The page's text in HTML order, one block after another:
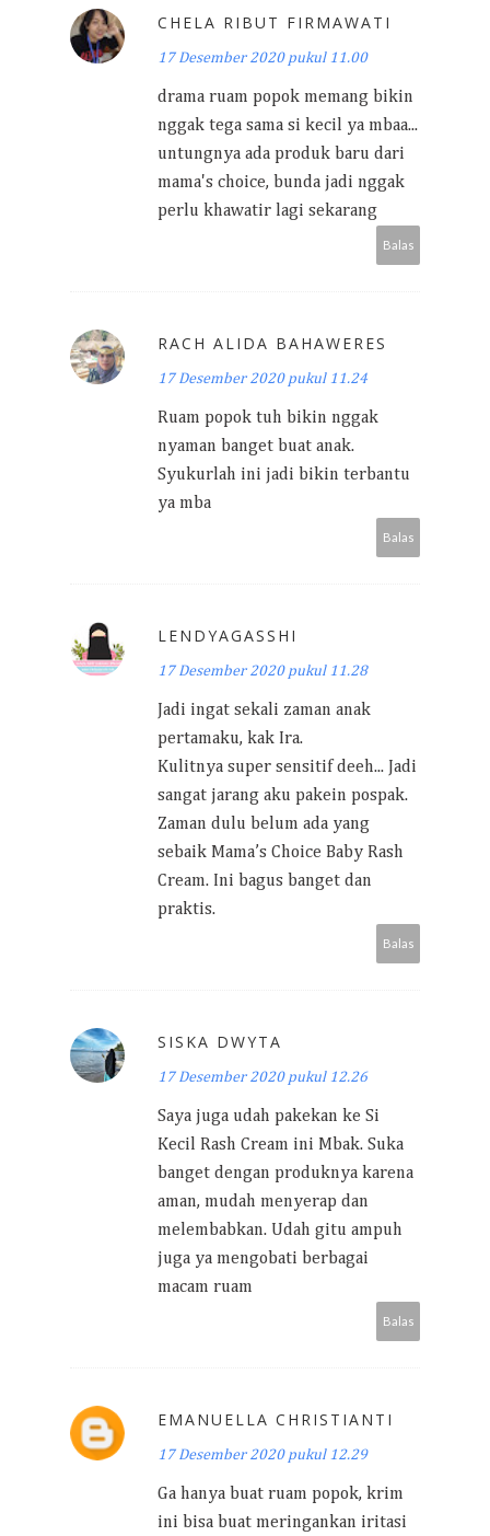
CHELA RIBUT FIRMAWATI
17 Desember 2020 pukul 11.00
drama ruam popok memang bikin
nggak tega sama si kecil ya mbaa...
untungnya ada produk baru dari
mama's choice, bunda jadi nggak
perlu khawatir lagi sekarang
Balas
RACH ALIDA BAHAWERES
17 Desember 2020 pukul 11.24
Ruam popok tuh bikin nggak
nyaman banget buat anak.
Syukurlah ini jadi bikin terbantu
ya mba
Balas
LENDYAGASSHI
17 Desember 2020 pukul 11.28
Jadi ingat sekali zaman anak
pertamaku, kak Ira.
Kulitnya super sensitif deeh... Jadi
sangat jarang aku pakein pospak.
Zaman dulu belum ada yang
sebaik Mama’s Choice Baby Rash
Cream. Ini bagus banget dan
praktis.
Balas
SISKA DWYTA
17 Desember 2020 pukul 12.26
Saya juga udah pakekan ke Si
Kecil Rash Cream ini Mbak. Suka
banget dengan produknya karena
aman, mudah menyerap dan
melembabkan. Udah gitu ampuh
juga ya mengobati berbagai
macam ruam
Balas
EMANUELLA CHRISTIANTI
17 Desember 2020 pukul 12.29
Ga hanya buat ruam popok, krim
ini bisa buat meringankan iritasi